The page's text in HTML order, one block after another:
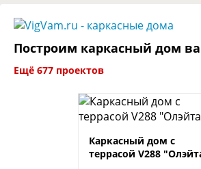
Построим каркасный дом
Ещё 677 проектов
Каркасный дом с
террасой V288